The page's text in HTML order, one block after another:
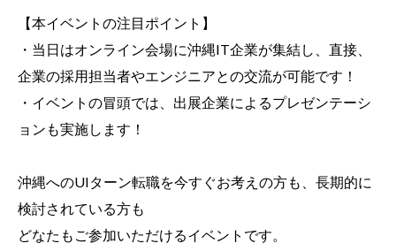
【本イベントの注目ポイント】
・当日はオンライン会場に沖縄IT企業が集結し、直接、
企業の採用担当者やエンジニアとの交流が可能です！
・イベントの冒頭では、出展企業によるプレゼンテーシ
ョンも実施します！
沖縄へのUIターン転職を今すぐお考えの方も、長期的に
検討されている方も
どなたもご参加いただけるイベントです。